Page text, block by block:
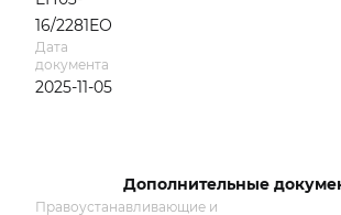
16/2281ЕО
Дата
документа
2025-11-05
Дополнительные
Правоустанавливающие и